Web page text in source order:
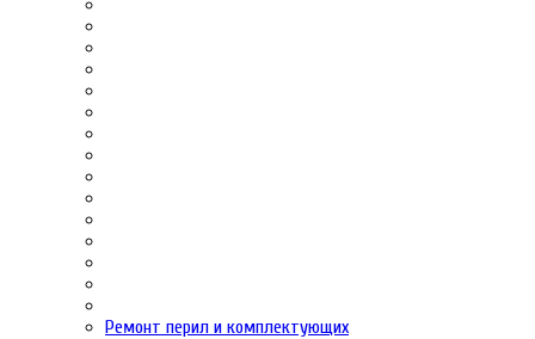
Ремонт перил и комплектующих